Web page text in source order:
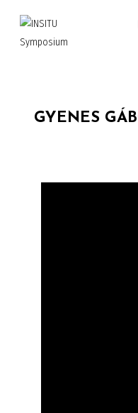
GYENES